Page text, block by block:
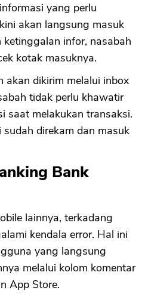
yang perlu
akan langsung masuk
ketinggalan infor, nasabah
kotak masuknya.
akan dikirim melalui inbox
tidak perlu khawatir
saat melakukan transaksi.
direkam dan masuk
Bank
lainnya, terkadang
kendala error. Hal ini
yang langsung
melalui kolom komentar
App Store.